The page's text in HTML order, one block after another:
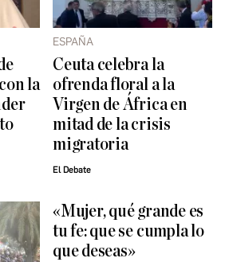
la
ESPAÑA
Ceuta celebra la
ofrenda floral a la
Virgen de África en
mitad de la crisis
migratoria
El Debate
«Mujer, qué grande es
tu fe: que se cumpla lo
que deseas»